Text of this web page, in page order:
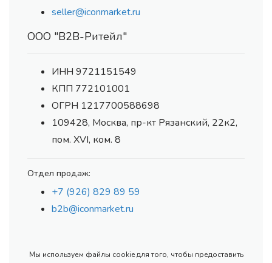
seller@iconmarket.ru
ООО "В2В-Ритейл"
ИНН 9721151549
КПП 772101001
ОГРН 1217700588698
109428, Москва, пр-кт Рязанский, 22к2,
пом. XVI, ком. 8
Отдел продаж:
+7 (926) 829 89 59
b2b@iconmarket.ru
Мы используем файлы cookie для того, чтобы предоставить